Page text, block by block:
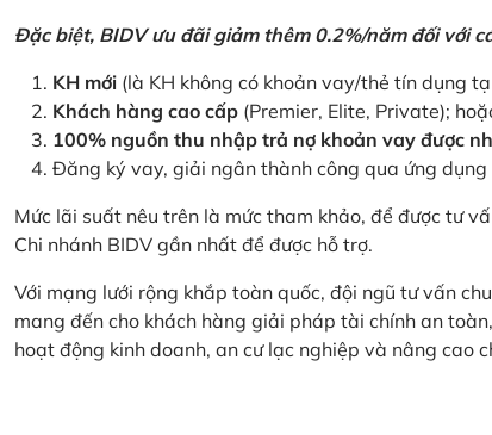
Đặc biệt, BIDV ưu đãi giảm thêm 0.2%/năm đối với
KH mới (là KH không có khoản vay/thẻ tín dụng
Khách hàng cao cấp (Premier, Elite, Private);
100% nguồn thu nhập trả nợ khoản vay được
Đăng ký vay, giải ngân thành công qua ứng dụng
Mức lãi suất nêu trên là mức tham khảo, để được tư
Chi nhánh BIDV gần nhất để được hỗ trợ.
Với mạng lưới rộng khắp toàn quốc, đội ngũ tư vấn
mang đến cho khách hàng giải pháp tài chính an
hoạt động kinh doanh, an cư lạc nghiệp và nâng cao